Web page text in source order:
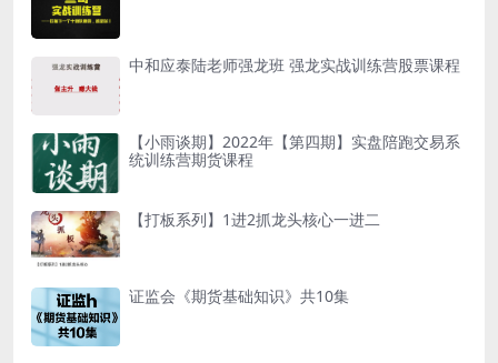
中和应泰陆老师强龙班 强龙实战训练营股票课程
【小雨谈期】2022年【第四期】实盘陪跑交易系
统训练营期货课程
【打板系列】1进2抓龙头核心一进二
证监会《期货基础知识》共10集